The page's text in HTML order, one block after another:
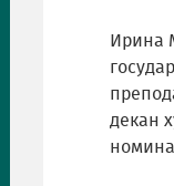
Ирина
декан